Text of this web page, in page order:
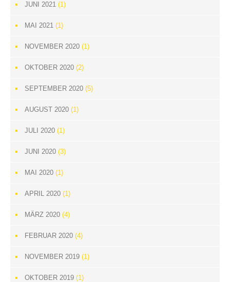
JUNI 2021 (1)
MAI 2021 (1)
NOVEMBER 2020 (1)
OKTOBER 2020 (2)
SEPTEMBER 2020 (5)
AUGUST 2020 (1)
JULI 2020 (1)
JUNI 2020 (3)
MAI 2020 (1)
APRIL 2020 (1)
MÄRZ 2020 (4)
FEBRUAR 2020 (4)
NOVEMBER 2019 (1)
OKTOBER 2019 (1)